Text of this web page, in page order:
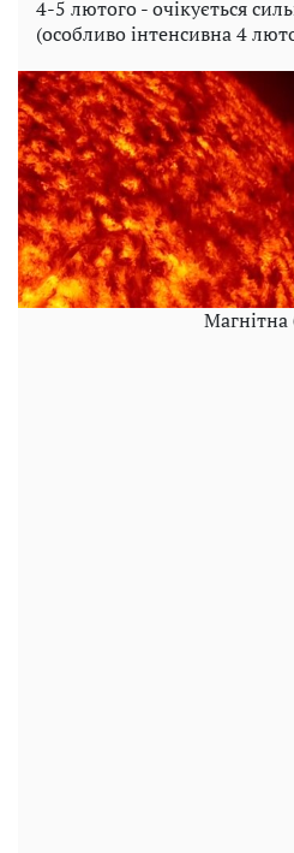
4-5 лютого - очікується
(особливо інтенсивна 4
Магнітна